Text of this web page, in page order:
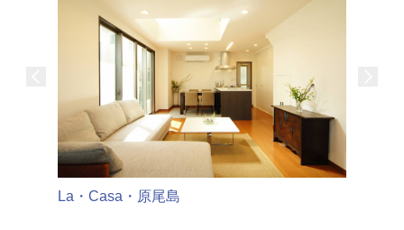
La・Casa・原尾島